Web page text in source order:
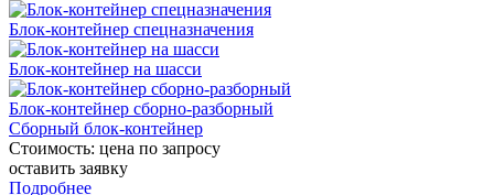
Блок-контейнер спецназначения
Блок-контейнер на шасси
Блок-контейнер сборно-разборный
Сборный блок-контейнер
Стоимость: цена по запросу
оставить заявку
Подробнее